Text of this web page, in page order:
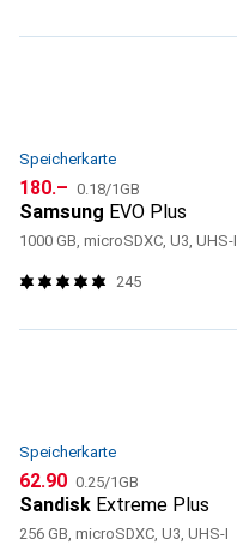
Speicherkarte
CHF
180.– CHF
0.18/1GB
Samsung EVO Plus
1000 GB, microSDXC, U3, UHS-I
245
Speicherkarte
CHF
62.90 CHF
0.25/1GB
Sandisk Extreme Plus
256 GB, microSDXC, U3, UHS-I